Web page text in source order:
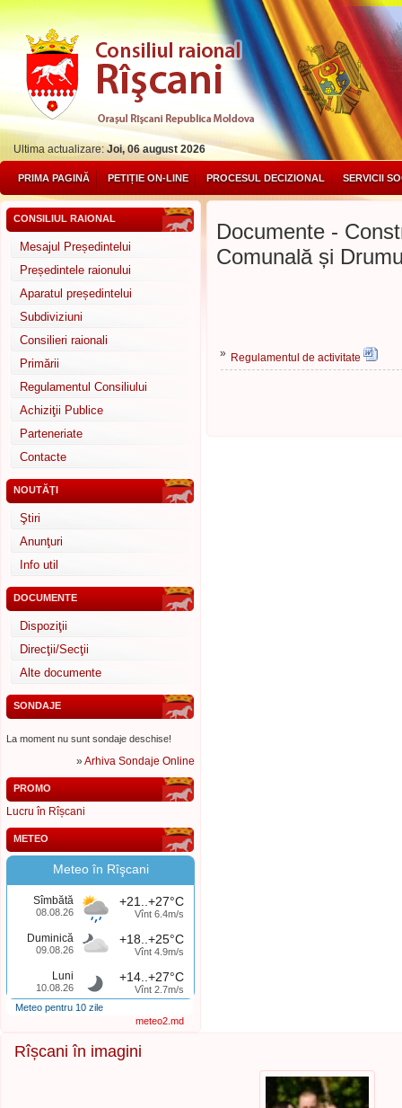
Ultima actualizare:Joi, 06 august 2026
PRIMA PAGINĂ PETIȚIE ON-LINE PROCESUL DECIZIONAL SERVICII
CONSILIUL RAIONAL
Mesajul Președintelui
Președintele raionului
Aparatul președintelui
Subdiviziuni
Consilieri raionali
Primării
Regulamentul Consiliului
Achiziţii Publice
Parteneriate
Contacte
NOUTĂŢI
Ştiri
Anunţuri
Info util
DOCUMENTE
Dispoziţii
Direcţii/Secţii
Alte documente
SONDAJE
La moment nu sunt sondaje deschise!
»Arhiva Sondaje Online
PROMO
Lucru în Rîșcani
METEO
Meteo în Rîşcani
Sîmbătă
08.08.26
+21..+27°C
Vînt 6.4m/s
Duminică
09.08.26
+18..+25°C
Vînt 4.9m/s
Luni
10.08.26
+14..+27°C
Vînt 2.7m/s
Meteo pentru 10 zile
meteo2.md
Documente -
Comunală și
» Regulamentul de activitate
Rîșcani în imagini